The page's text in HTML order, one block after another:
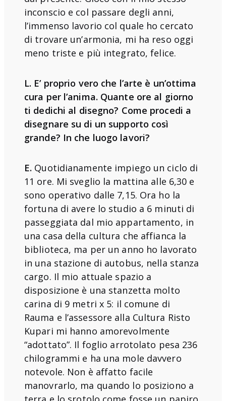
inconscio e col passare degli anni,
l’immenso lavorio col quale ho cercato
di trovare un’armonia, mi ha reso oggi
meno triste e più integrato, felice.
L. E’ proprio vero che l’arte è un’ottima
cura per l’anima. Quante ore al giorno
ti dedichi al disegno? Come procedi a
disegnare su di un supporto così
grande? In che luogo lavori?
E. Quotidianamente impiego un ciclo di
11 ore. Mi sveglio la mattina alle 6,30 e
sono operativo dalle 7,15. Ora ho la
fortuna di avere lo studio a 6 minuti di
passeggiata dal mio appartamento, in
una casa della cultura che affianca la
biblioteca, ma per un anno ho lavorato
in una stazione di autobus, nella stanza
cargo. Il mio attuale spazio a
disposizione è una stanzetta molto
carina di 9 metri x 5: il comune di
Rauma e l’assessore alla Cultura Risto
Kupari mi hanno amorevolmente
“adottato”. Il foglio arrotolato pesa 236
chilogrammi e ha una mole davvero
notevole. Non è affatto facile
manovrarlo, ma quando lo posiziono a